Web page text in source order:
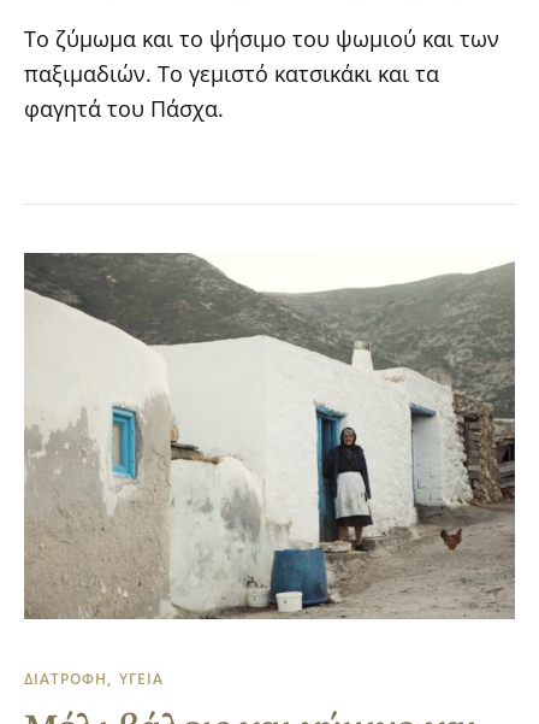
Το ζύμωμα και το ψήσιμο του ψωμιού και των
παξιμαδιών. Το γεμιστό κατσικάκι και τα
φαγητά του Πάσχα.
ΔΙΑΤΡΟΦΗ ΥΓΕΙΑ